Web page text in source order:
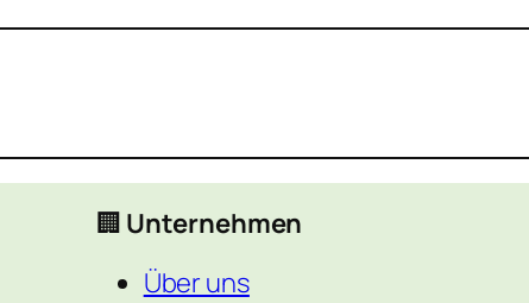
🏢 Unternehmen
Über uns